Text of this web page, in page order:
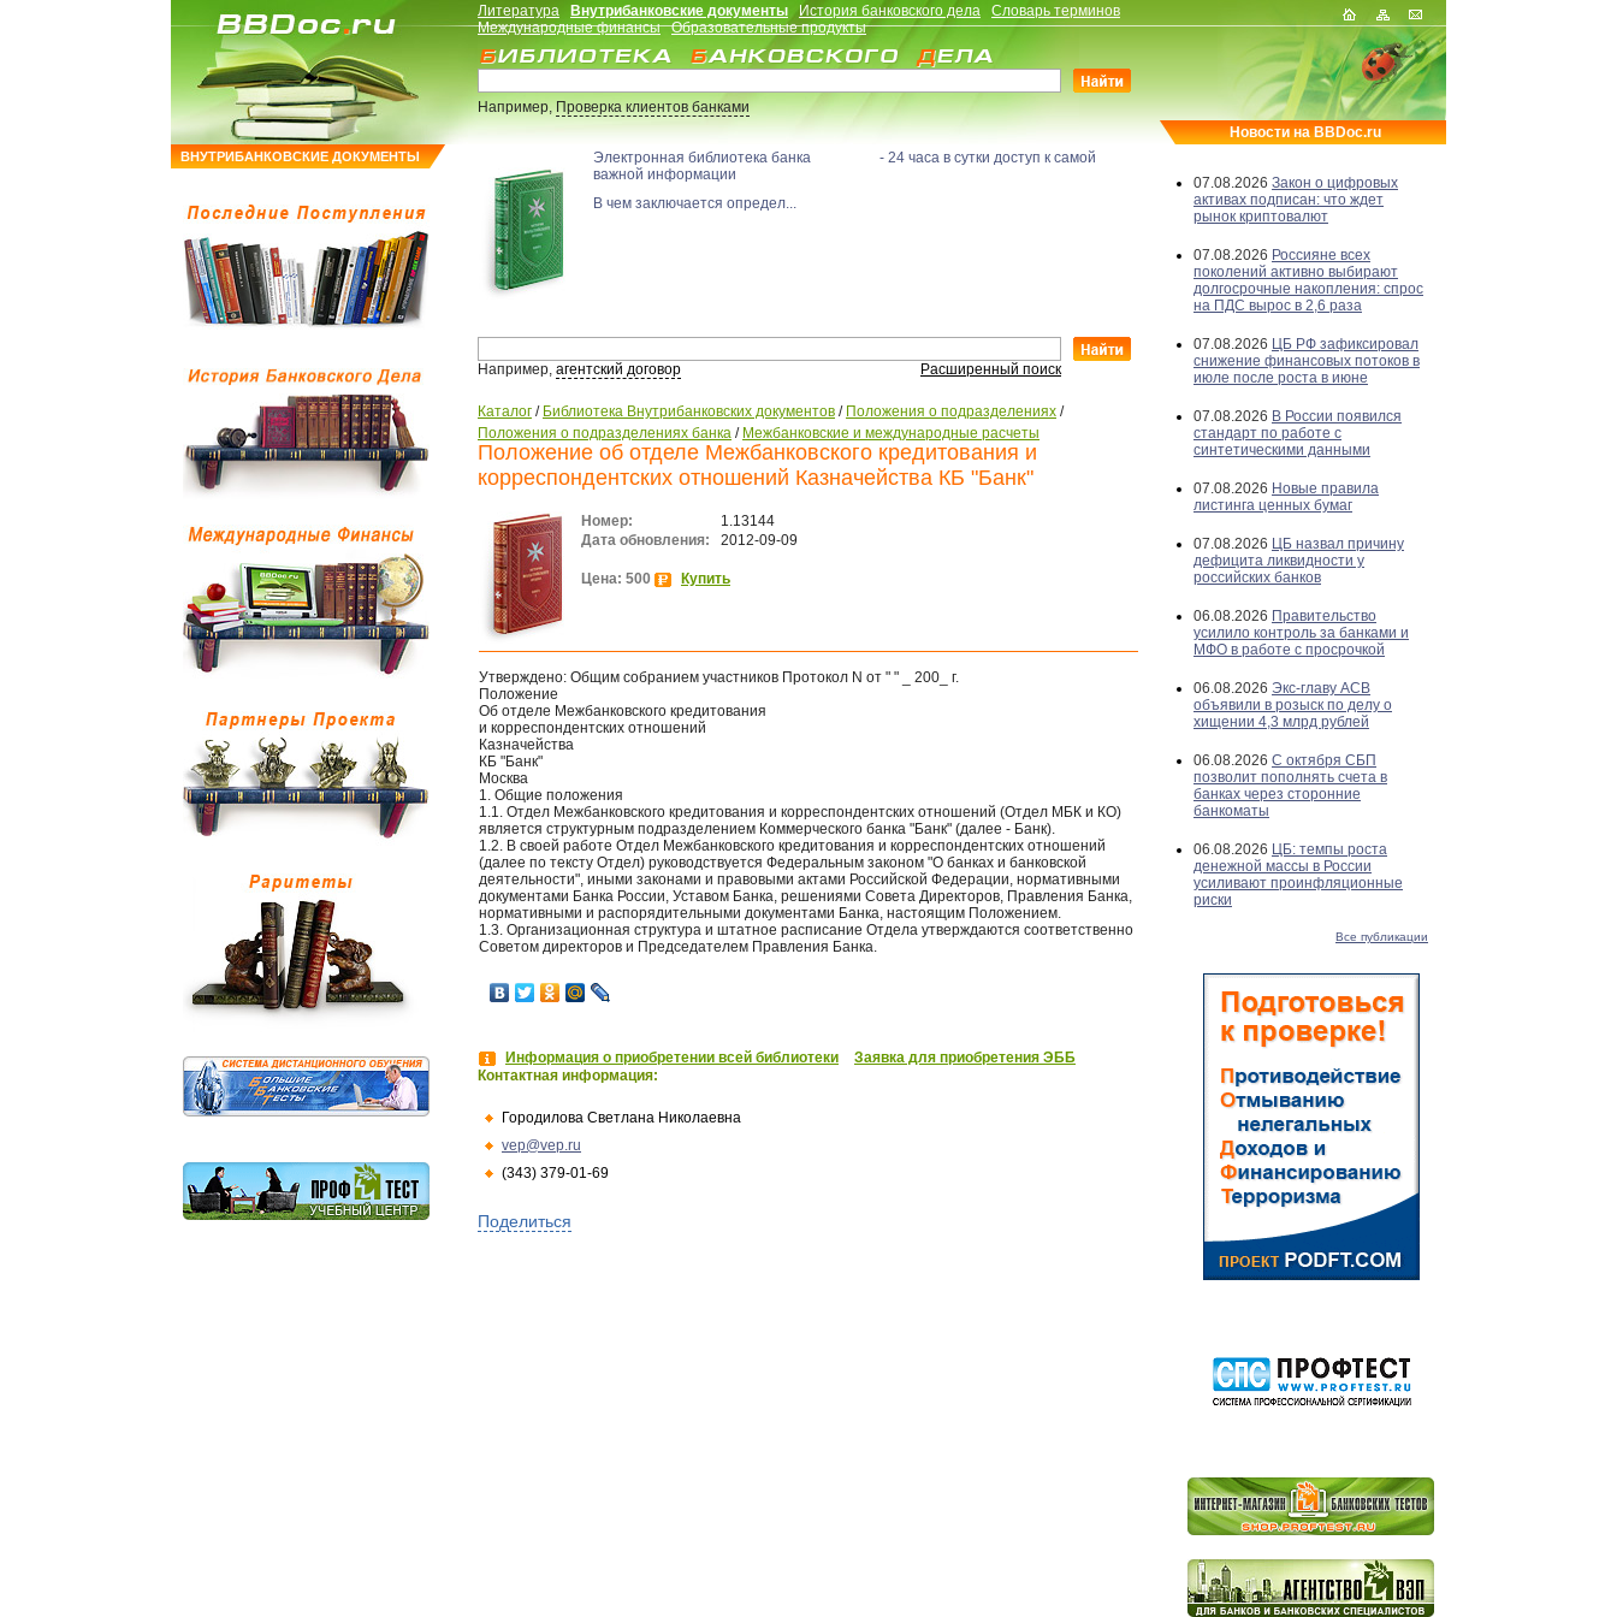
ВНУТРИБАНКОВСКИЕ ДОКУМЕНТЫ
Литература Внутрибанковские документы История банковского дела
Словарь терминов
Международные финансы
Образовательные продукты
Например,Проверка клиентов банками
Электронная библиотека банка - 24 часа в сутки доступ к самой
важной информации
В чем заключается определ...
Например, агентский договор Расширенный поиск
Каталог / Библиотека Внутрибанковских документов / Положения о подразделениях /
Положения о подразделениях банка / Межбанковские и международные расчеты
Положение об отделе Межбанковского кредитования и
корреспондентских отношений Казначейства КБ "Банк"
Номер:
1.13144
Дата обновления:
2012-09-09
Цена: 500 Купить
Утверждено: Общим собранием участников Протокол N от " " _ 200_ г.
Положение
Об отделе Межбанковского кредитования
и корреспондентских отношений
Казначейства
КБ "Банк"
Москва
1. Общие положения
1.1. Отдел Межбанковского кредитования и корреспондентских отношений (Отдел МБК и КО)
является структурным подразделением Коммерческого банка "Банк" (далее - Банк).
1.2. В своей работе Отдел Межбанковского кредитования и корреспондентских отношений
(далее по тексту Отдел) руководствуется Федеральным законом "О банках и банковской
деятельности", иными законами и правовыми актами Российской Федерации, нормативными
документами Банка России, Уставом Банка, решениями Совета Директоров, Правления Банка,
нормативными и распорядительными документами Банка, настоящим Положением.
1.3. Организационная структура и штатное расписание Отдела утверждаются соответственно
Советом директоров и Председателем Правления Банка.
Информация о приобретении всей библиотеки
Заявка для приобретения ЭББ
Контактная информация:
Городилова Светлана Николаевна
vep@vep.ru
(343) 379-01-69
Поделиться
Новости на BBDoc.ru
07.08.2026 Закон о цифровых
активах подписан: что ждет
рынок криптовалют
07.08.2026 Россияне всех
поколений активно выбирают
долгосрочные накопления: спрос
на ПДС вырос в 2,6 раза
07.08.2026 ЦБ РФ зафиксировал
снижение финансовых потоков в
июле после роста в июне
07.08.2026 В России появился
стандарт по работе с
синтетическими данными
07.08.2026 Новые правила
листинга ценных бумаг
07.08.2026 ЦБ назвал причину
дефицита ликвидности у
российских банков
06.08.2026 Правительство
усилило контроль за банками и
МФО в работе с просрочкой
06.08.2026 Экс-главу АСВ
объявили в розыск по делу о
хищении 4,3 млрд рублей
06.08.2026 С октября СБП
позволит пополнять счета в
банках через сторонние
банкоматы
06.08.2026 ЦБ: темпы роста
денежной массы в России
усиливают проинфляционные
риски
Все публикации